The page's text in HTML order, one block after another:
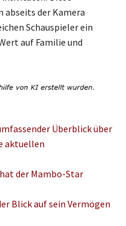
abseits der Kamera
Schauspieler ein
auf Familie und
Überblick über
aktuellen
der Mambo-Star
Blick auf sein Vermögen